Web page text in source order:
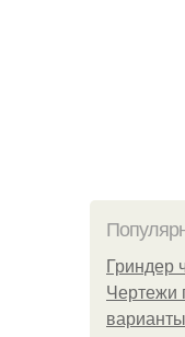
Гриндер
Чертежи